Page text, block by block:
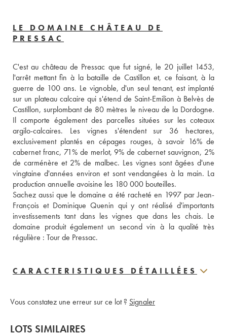
LE DOMAINE CHÂTEAU DE
PRESSAC
C'est au château de Pressac que fut signé, le 20 juillet 1453,
l'arrêt mettant fin à la bataille de Castillon et, ce faisant, à la
guerre de 100 ans. Le vignoble, d'un seul tenant, est implanté
sur un plateau calcaire qui s'étend de Saint-Emilion à Belvès de
Castillon, surplombant de 80 mètres le niveau de la Dordogne.
Il comporte également des parcelles situées sur les coteaux
argilo-calcaires. Les vignes s'étendent sur 36 hectares,
exclusivement plantés en cépages rouges, à savoir 16% de
cabernet franc, 71% de merlot, 9% de cabernet sauvignon, 2%
de carménère et 2% de malbec. Les vignes sont âgées d'une
vingtaine d'années environ et sont vendangées à la main. La
production annuelle avoisine les 180 000 bouteilles.
Sachez aussi que le domaine a été racheté en 1997 par Jean-
François et Dominique Quenin qui y ont réalisé d'importants
investissements tant dans les vignes que dans les chais. Le
domaine produit également un second vin à la qualité très
régulière : Tour de Pressac.
CARACTERISTIQUES DÉTAILLÉES
Vous constatez une erreur sur ce lot ? Signaler
LOTS SIMILAIRES